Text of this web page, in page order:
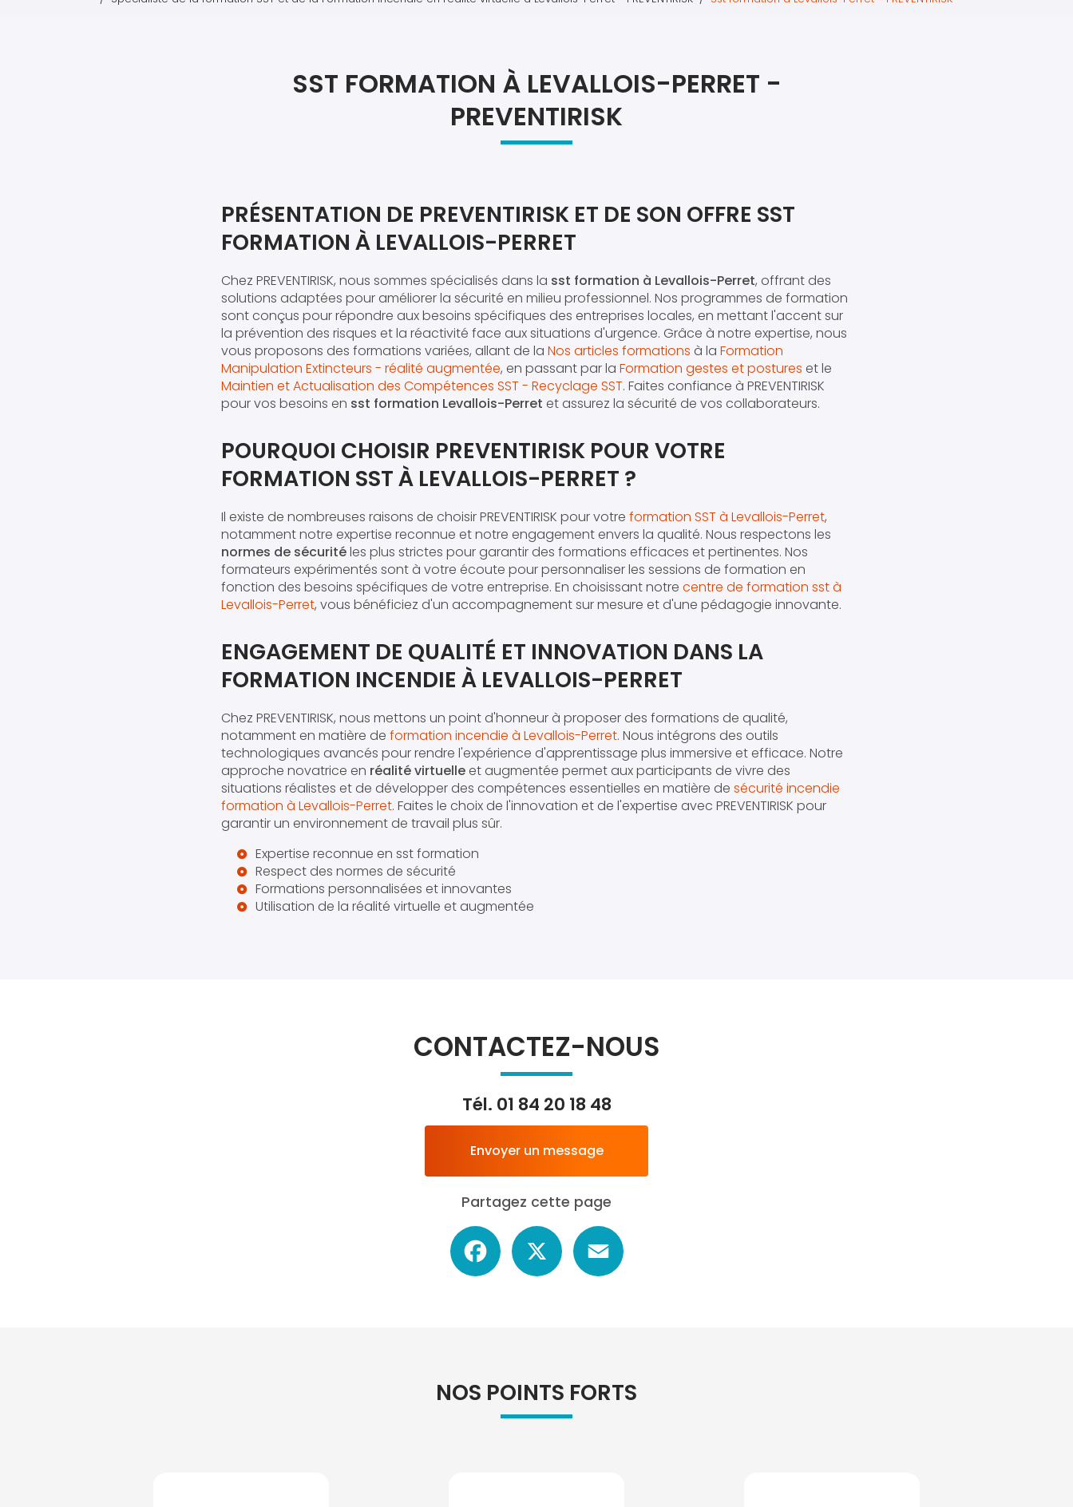
SST FORMATION À LEVALLOIS-PERRET -
PREVENTIRISK
PRÉSENTATION DE PREVENTIRISK ET DE SON OFFRE SST
FORMATION À LEVALLOIS-PERRET
Chez PREVENTIRISK, nous sommes spécialisés dans la sst formation à Levallois-Perret, offrant des
solutions adaptées pour améliorer la sécurité en milieu professionnel. Nos programmes de formation
sont conçus pour répondre aux besoins spécifiques des entreprises locales, en mettant l'accent sur
la prévention des risques et la réactivité face aux situations d'urgence. Grâce à notre expertise, nous
vous proposons des formations variées, allant de la Nos articles formations à la Formation
Manipulation Extincteurs - réalité augmentée, en passant par la Formation gestes et postures et le
Maintien et Actualisation des Compétences SST - Recyclage SST. Faites confiance à PREVENTIRISK
pour vos besoins en sst formation Levallois-Perret et assurez la sécurité de vos collaborateurs.
POURQUOI CHOISIR PREVENTIRISK POUR VOTRE
FORMATION SST À LEVALLOIS-PERRET ?
Il existe de nombreuses raisons de choisir PREVENTIRISK pour votre formation SST à Levallois-Perret,
notamment notre expertise reconnue et notre engagement envers la qualité. Nous respectons les
normes de sécuritéles plus strictes pour garantir des formations efficaces et pertinentes. Nos
formateurs expérimentés sont à votre écoute pour personnaliser les sessions de formation en
fonction des besoins spécifiques de votre entreprise. En choisissant notre centre de formation sst à
Levallois-Perret, vous bénéficiez d'un accompagnement sur mesure et d'une pédagogie innovante.
ENGAGEMENT DE QUALITÉ ET INNOVATION DANS LA
FORMATION INCENDIE À LEVALLOIS-PERRET
Chez PREVENTIRISK, nous mettons un point d'honneur à proposer des formations de qualité,
notamment en matière de formation incendie à Levallois-Perret. Nous intégrons des outils
technologiques avancés pour rendre l'expérience d'apprentissage plus immersive et efficace. Notre
approche novatrice en réalité virtuelleet augmentée permet aux participants de vivre des
situations réalistes et de développer des compétences essentielles en matière de sécurité incendie
formation à Levallois-Perret. Faites le choix de l'innovation et de l'expertise avec PREVENTIRISK pour
garantir un environnement de travail plus sûr.
Expertise reconnue en sst formation
Respect des normes de sécurité
Formations personnalisées et innovantes
Utilisation de la réalité virtuelle et augmentée
CONTACTEZ-NOUS
Tél. 01 84 20 18 48
Envoyer un message
Partagez cette page
Facebook
NOS POINTS FORTS